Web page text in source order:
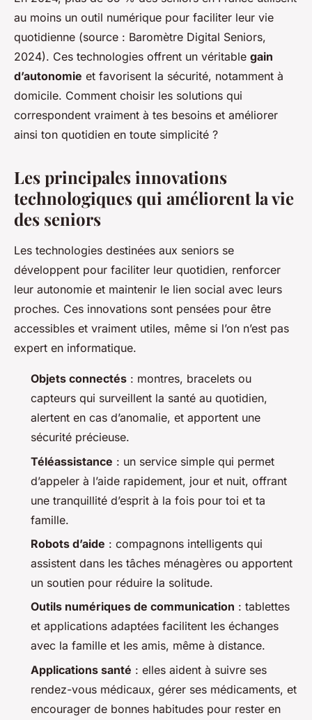
au moins un outil numérique pour faciliter leur vie
quotidienne (source : Baromètre Digital Seniors,
2024). Ces technologies offrent un véritable gain
d’autonomie et favorisent la sécurité, notamment à
domicile. Comment choisir les solutions qui
correspondent vraiment à tes besoins et améliorer
ainsi ton quotidien en toute simplicité ?
Les principales innovations
technologiques qui améliorent la vie
des seniors
Les technologies destinées aux seniors se
développent pour faciliter leur quotidien, renforcer
leur autonomie et maintenir le lien social avec leurs
proches. Ces innovations sont pensées pour être
accessibles et vraiment utiles, même si l’on n’est pas
expert en informatique.
Objets connectés : montres, bracelets ou
capteurs qui surveillent la santé au quotidien,
alertent en cas d’anomalie, et apportent une
sécurité précieuse.
Téléassistance : un service simple qui permet
d’appeler à l’aide rapidement, jour et nuit, offrant
une tranquillité d’esprit à la fois pour toi et ta
famille.
Robots d’aide : compagnons intelligents qui
assistent dans les tâches ménagères ou apportent
un soutien pour réduire la solitude.
Outils numériques de communication : tablettes
et applications adaptées facilitent les échanges
avec la famille et les amis, même à distance.
Applications santé : elles aident à suivre ses
rendez-vous médicaux, gérer ses médicaments, et
encourager de bonnes habitudes pour rester en